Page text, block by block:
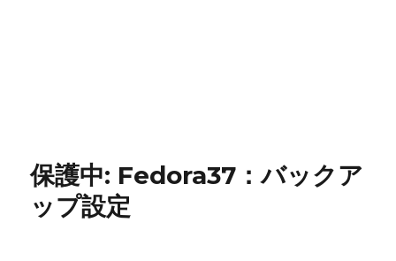
保護中: Fedora37：バックア
ップ設定